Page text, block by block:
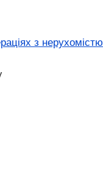
з нерухомістю